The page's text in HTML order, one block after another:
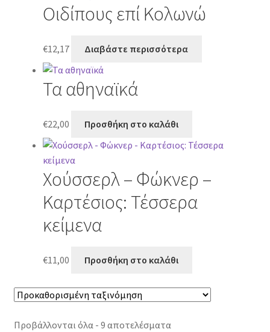
Οιδίπους επί Κολωνώ
€12,17 Διαβάστε περισσότερα
Τα αθηναϊκά
€22,00 Προσθήκη στο καλάθι
Χούσσερλ – Φώκνερ –
Καρτέσιος: Τέσσερα
κείμενα
€11,00 Προσθήκη στο καλάθι
Προβάλλονται όλα - 9 αποτελέσματα